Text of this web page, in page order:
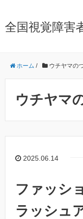
全国視覚障害
ホーム / ウチヤマの
ウチヤマ
2025.06.14
ファッシ
ラッシュ